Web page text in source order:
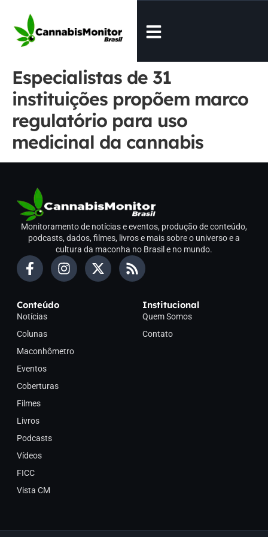
Especialistas de 31
instituições propõem marco
regulatório para uso
medicinal da cannabis
Monitoramento de notícias e eventos, produção de conteúdo,
podcasts, dados, filmes, livros e mais sobre o universo e a
cultura da maconha no Brasil e no mundo.
Conteúdo
Notícias
Colunas
Maconhômetro
Eventos
Coberturas
Filmes
Livros
Podcasts
Vídeos
FICC
Vista CM
Institucional
Quem Somos
Contato